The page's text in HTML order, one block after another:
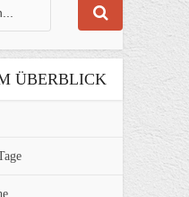
ÜBERBLICK